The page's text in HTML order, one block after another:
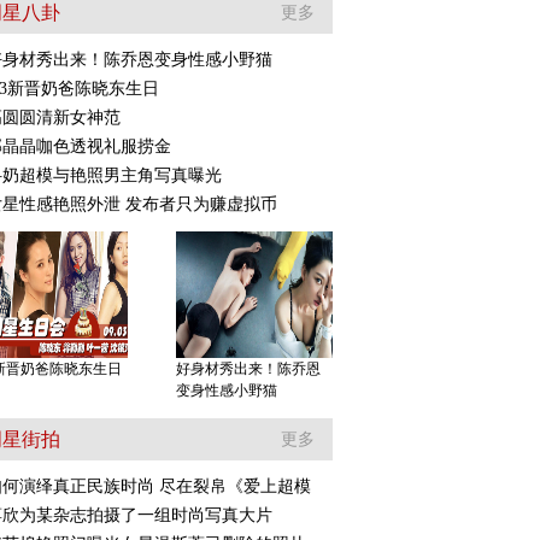
1》5奶爸再拍片
曝是学渣
八卦 更多
材秀出来！陈乔恩变身性感小野猫
新晋奶爸陈晓东生日
圆清新女神范
晶咖色透视礼服捞金
超模与艳照男主角写真曝光
性感艳照外泄 发布者只为赚虚拟币
好身材秀出来！陈乔恩
变身性感小野猫
晋奶爸陈晓东生日
街拍 更多
演绎真正民族时尚 尽在裂帛《爱上超模
为某杂志拍摄了一组时尚写真大片